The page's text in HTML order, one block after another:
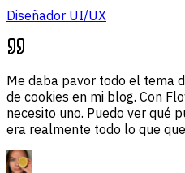
Diseñador UI/UX
Me daba pavor todo el tema
de cookies en mi blog. Con
necesito uno. Puedo ver qué
era realmente todo lo que